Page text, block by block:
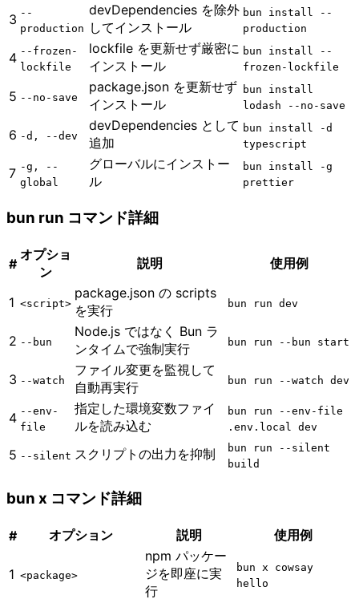
3 --
production
devDependencies を除外
してインストール
bun install --
production
4 --frozen-
lockfile
lockfile を更新せず厳密に
インストール
bun install --
frozen-lockfile
5 --no-save
package.json を更新せず
インストール
bun install
lodash --no-save
6 -d, --dev
devDependencies として
追加
bun install -d
typescript
7 -g, --
global
グローバルにインストー
ル
bun install -g
prettier
bun run コマンド詳細
#
オプショ
ン
説明 使用例
1 <script>
package.json の scripts
を実行
bun run dev
2 --bun
Node.js ではなく Bun ラ
ンタイムで強制実行
bun run --bun start
3 --watch
ファイル変更を監視して
自動再実行
bun run --watch dev
4 --env-
file
指定した環境変数ファイ
ルを読み込む
bun run --env-file
.env.local dev
5 --silent スクリプトの出力を抑制
bun run --silent
build
bun x コマンド詳細
# オプション 説明 使用例
1 <package>
npm パッケー
ジを即座に実
行
bun x cowsay
hello